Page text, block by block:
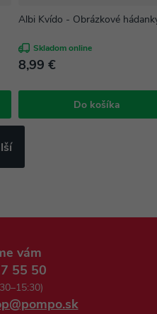
Albi Kvído - Obrázkové
Skladom online
8,99 €
Do košíka
vám
55 50